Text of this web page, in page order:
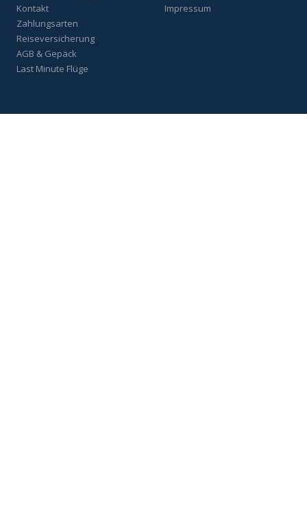
Kontakt
Zahlungsarten
Reiseversicherung
AGB & Gepäck
Last Minute Flüge
Impressum